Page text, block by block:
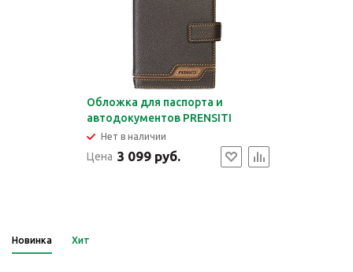
Обложка для паспорта и
автодокументов PRENSITI
Нет в наличии
Цена 3 099 руб.
Новинка Хит